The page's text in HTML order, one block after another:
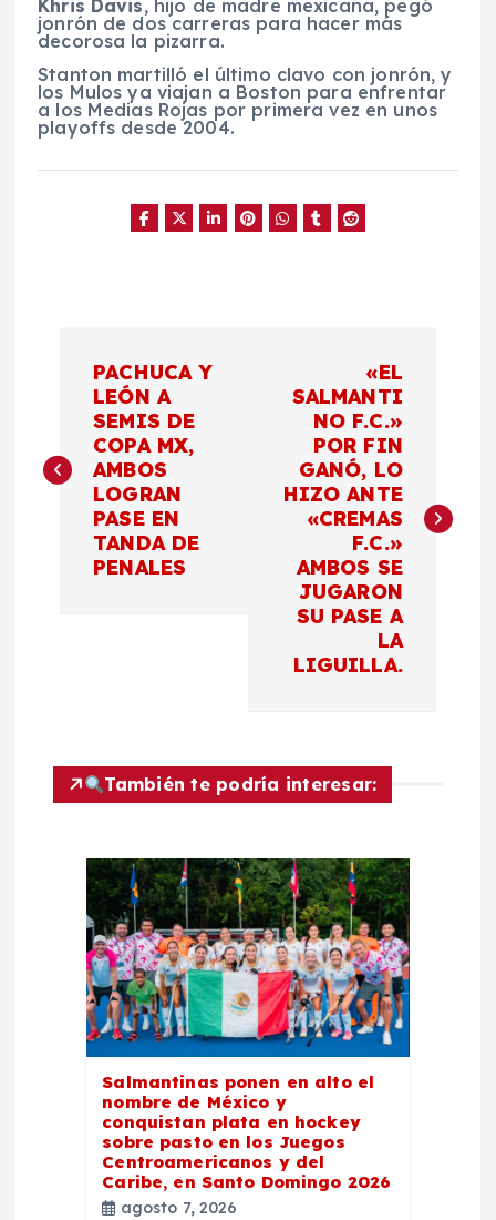
Khris Davis, hijo de madre mexicana, pegó
jonrón de dos carreras para hacer más
decorosa la pizarra.
Stanton martilló el último clavo con jonrón, y
los Mulos ya viajan a Boston para enfrentar
a los Medias Rojas por primera vez en unos
playoffs desde 2004.
v
PACHUCA Y
LEÓN A
SEMIS DE
COPA MX,
AMBOS
LOGRAN
PASE EN
TANDA DE
PENALES
«EL
SALMANTI
NO F.C.»
POR FIN
GANÓ, LO
HIZO ANTE
«CREMAS
F.C.»
AMBOS SE
JUGARON
SU PASE A
LA
LIGUILLA.
También te podría interesar:
Salmantinas ponen en alto el
nombre de México y
conquistan plata en hockey
sobre pasto en los Juegos
Centroamericanos y del
Caribe, en Santo Domingo 2026
agosto 7, 2026